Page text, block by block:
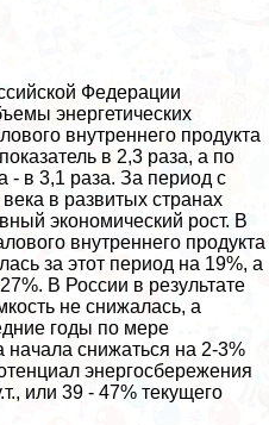
Федерации
энергетических
внутреннего продукта
в 2,3 раза, а по
- в 3,1 раза. За период с
в развитых странах
экономический рост. В
внутреннего продукта
за этот период на 19%, а
В России в результате
не снижалась, а
годы по мере
начала снижаться на 2-3%
энергосбережения
или 39 - 47% текущего